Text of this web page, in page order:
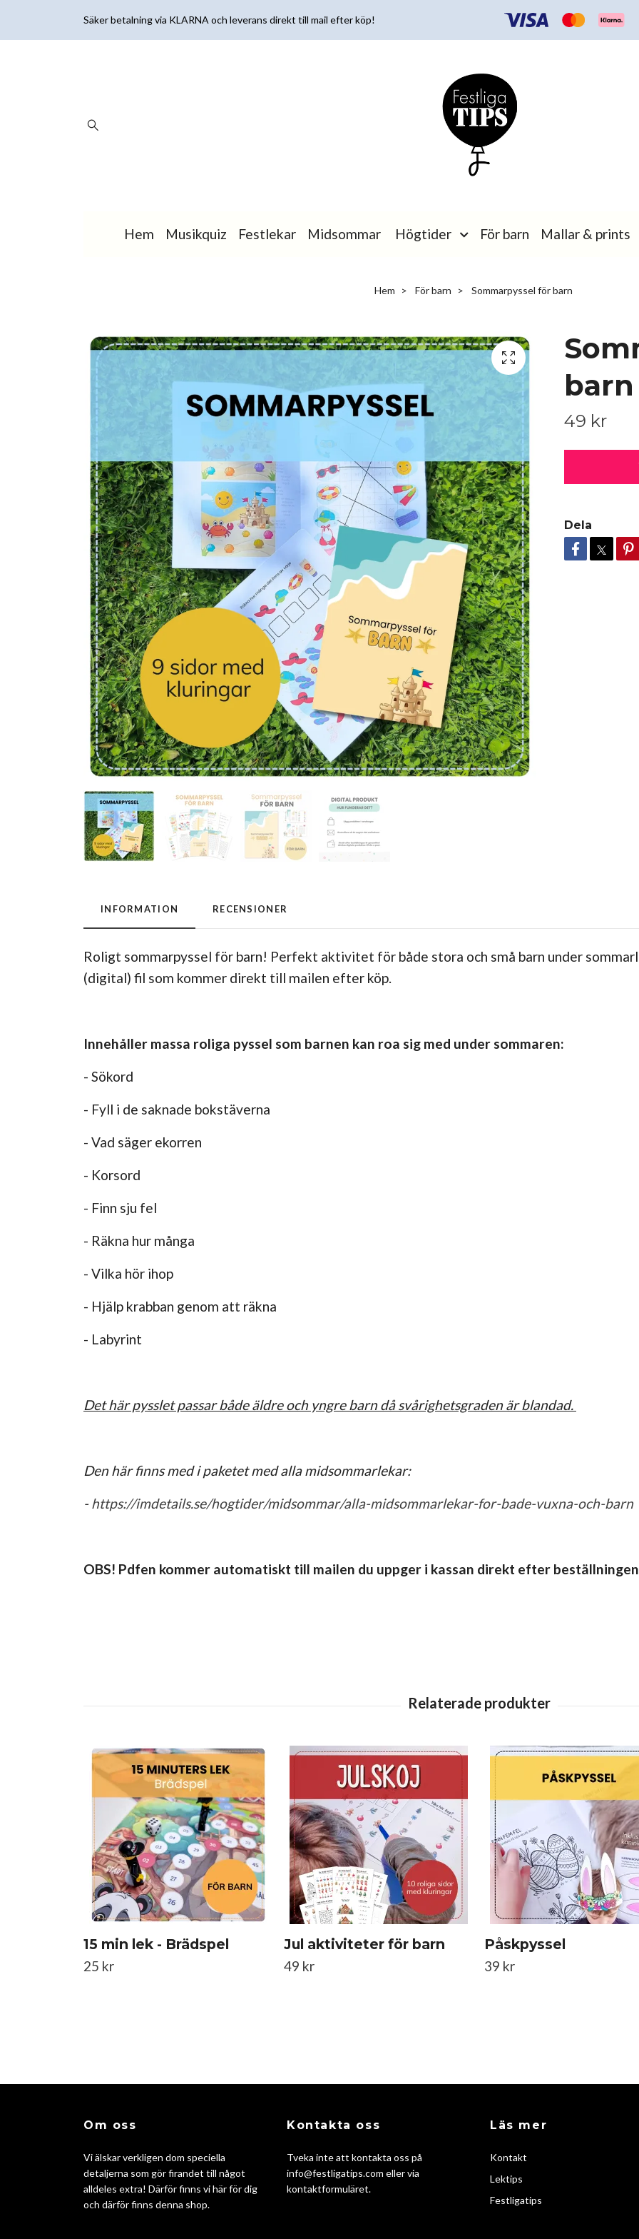
Säker betalning via KLARNA och leverans direkt till mail efter köp!
Hem Musikquiz Festlekar Midsommar Högtider För barn Mallar & prints
Hem För barn Sommarpyssel för barn
barn
49 kr
Dela
INFORMATION RECENSIONER
Roligt sommarpyssel för barn! Perfekt aktivitet för både stora och små barn under
(digital) fil som kommer direkt till mailen efter köp.
Innehåller massa roliga pyssel som barnen kan roa sig med under sommaren:
- Sökord
- Fyll i de saknade bokstäverna
- Vad säger ekorren
- Korsord
- Finn sju fel
- Räkna hur många
- Vilka hör ihop
- Hjälp krabban genom att räkna
- Labyrint
Det här pysslet passar både äldre och yngre barn då svårighetsgraden är blandad.
Den här finns med i paketet med alla midsommarlekar:
-https://imdetails.se/hogtider/midsommar/alla-midsommarlekar-for-bade-vuxna-och-barn
OBS! Pdfen kommer automatiskt till mailen du uppger i kassan direkt efter
15 min lek - Brädspel
25 kr
Jul aktiviteter för barn
49 kr
Påskpyssel
39 kr
Om oss
Vi älskar verkligen dom speciella
detaljerna som gör firandet till något
alldeles extra! Därför finns vi här för dig
och därför finns denna shop.
Kontakta oss
Tveka inte att kontakta oss på
info@festligatips.com eller via
kontaktformuläret.
Läs mer
Kontakt
Lektips
Festligatips